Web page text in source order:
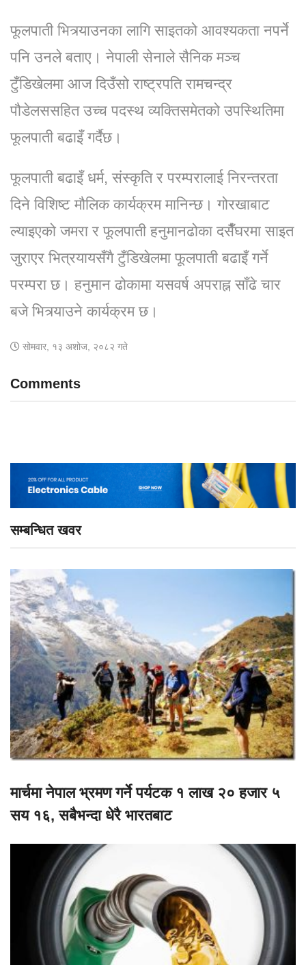
फूलपाती भित्र्याउनका लागि साइतको आवश्यकता नपर्ने
पनि उनले बताए। नेपाली सेनाले सैनिक मञ्च
टुँडिखेलमा आज दिउँसो राष्ट्रपति रामचन्द्र
पौडेलससहित उच्च पदस्थ व्यक्तिसमेतको उपस्थितिमा
फूलपाती बढाइँ गर्दैछ।
फूलपाती बढाइँ धर्म, संस्कृति र परम्परालाई निरन्तरता
दिने विशिष्ट मौलिक कार्यक्रम मानिन्छ। गोरखाबाट
ल्याइएको जमरा र फूलपाती हनुमानढोका दसैँघरमा साइत
जुराएर भित्रयायसँगै टुँडिखेलमा फूलपाती बढाइँ गर्ने
परम्परा छ। हनुमान ढोकामा यसवर्ष अपराह्न साँढे चार
बजे भित्र्याउने कार्यक्रम छ।
सोमवार, १३ अशोज, २०८२ गते
Comments
सम्बन्धित खवर
मार्चमा नेपाल भ्रमण गर्ने पर्यटक १ लाख २० हजार ५
सय १६, सबैभन्दा धेरै भारतबाट